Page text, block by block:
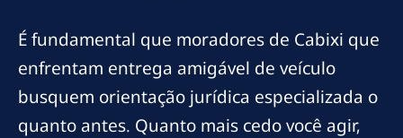
É fundamental que moradores de Cabixi que
enfrentam entrega amigável de veículo
busquem orientação jurídica especializada o
quanto antes. Quanto mais cedo você agir,